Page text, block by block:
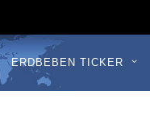
ERDBEBEN TICKER